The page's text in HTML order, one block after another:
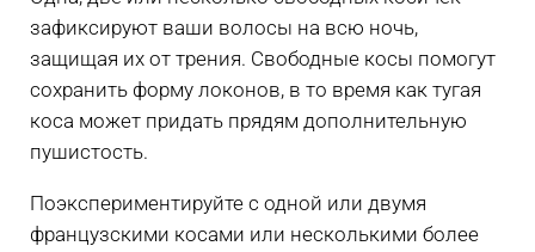
зафиксируют ваши волосы на всю ночь,
защищая их от трения. Свободные косы помогут
сохранить форму локонов, в то время как тугая
коса может придать прядям дополнительную
пушистость.
Поэкспериментируйте с одной или двумя
французскими косами или несколькими более